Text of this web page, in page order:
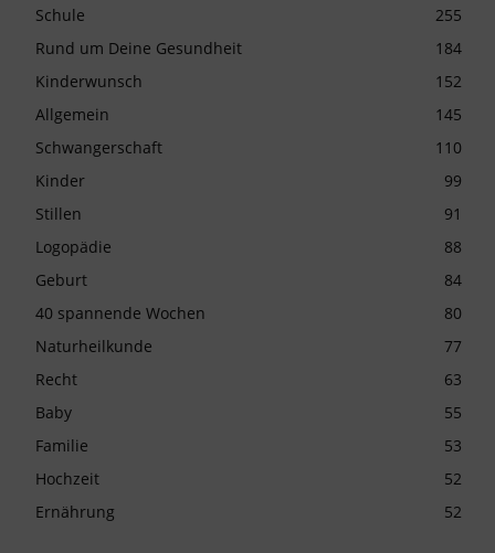
Schule
255
Rund um Deine Gesundheit
184
Kinderwunsch
152
Allgemein
145
Schwangerschaft
110
Kinder
99
Stillen
91
Logopädie
88
Geburt
84
40 spannende Wochen
80
Naturheilkunde
77
Recht
63
Baby
55
Familie
53
Hochzeit
52
Ernährung
52